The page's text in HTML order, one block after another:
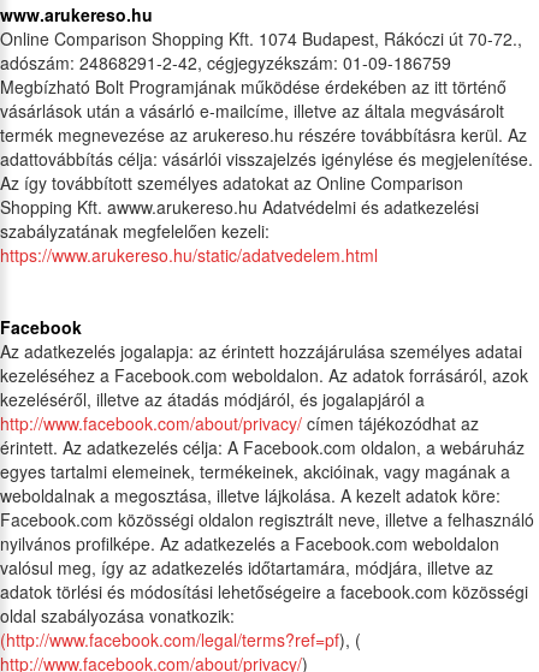
www.arukereso.hu
Online Comparison Shopping Kft. 1074 Budapest, Rákóczi út 70-72.,
adószám: 24868291-2-42, cégjegyzékszám: 01-09-186759
Megbízható Bolt Programjának működése érdekében az itt történő
vásárlások után a vásárló e-mailcíme, illetve az általa megvásárolt
termék megnevezése az arukereso.hu részére továbbításra kerül. Az
adattovábbítás célja: vásárlói visszajelzés igénylése és megjelenítése.
Az így továbbított személyes adatokat az Online Comparison
Shopping Kft. awww.arukereso.hu Adatvédelmi és adatkezelési
szabályzatának megfelelően kezeli:
https://www.arukereso.hu/static/adatvedelem.html
Facebook
Az adatkezelés jogalapja: az érintett hozzájárulása személyes adatai
kezeléséhez a Facebook.com weboldalon. Az adatok forrásáról, azok
kezeléséről, illetve az átadás módjáról, és jogalapjáról a
http://www.facebook.com/about/privacy/ címen tájékozódhat az
érintett. Az adatkezelés célja: A Facebook.com oldalon, a webáruház
egyes tartalmi elemeinek, termékeinek, akcióinak, vagy magának a
weboldalnak a megosztása, illetve lájkolása. A kezelt adatok köre:
Facebook.com közösségi oldalon regisztrált neve, illetve a felhasználó
nyilvános profilképe. Az adatkezelés a Facebook.com weboldalon
valósul meg, így az adatkezelés időtartamára, módjára, illetve az
adatok törlési és módosítási lehetőségeire a facebook.com közösségi
oldal szabályozása vonatkozik:
(http://www.facebook.com/legal/terms?ref=pf), (
http://www.facebook.com/about/privacy/)